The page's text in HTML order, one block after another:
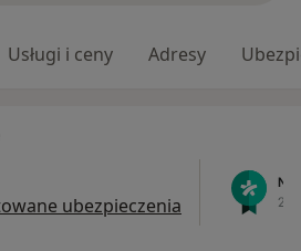
Usługi i ceny Adresy
ubezpieczenia